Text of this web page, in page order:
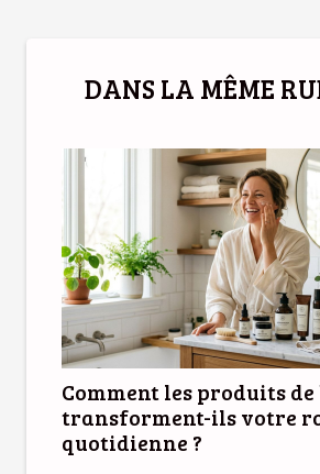
DANS LA MÊME
Comment les produits de
transforment-ils votre
quotidienne ?